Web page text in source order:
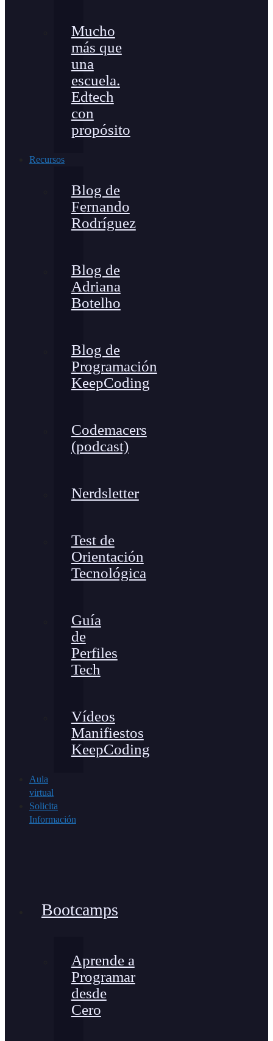
Mucho
más que
una
escuela.
Edtech
con
propósito
Recursos
Blog de
Fernando
Rodríguez
Blog de
Adriana
Botelho
Blog de
Programación
KeepCoding
Codemacers
(podcast)
Nerdsletter
Test de
Orientación
Tecnológica
Guía
de
Perfiles
Tech
Vídeos
Manifiestos
KeepCoding
Aula
virtual
Solicita
Información
Bootcamps
Aprende a
Programar
desde
Cero